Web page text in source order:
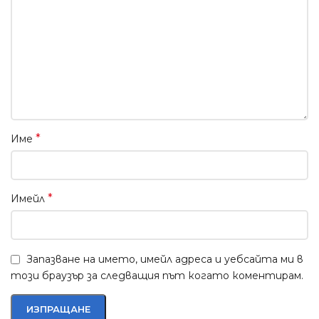
Име *
Имейл *
Запазване на името, имейл адреса и уебсайта ми в
този браузър за следващия път когато коментирам.